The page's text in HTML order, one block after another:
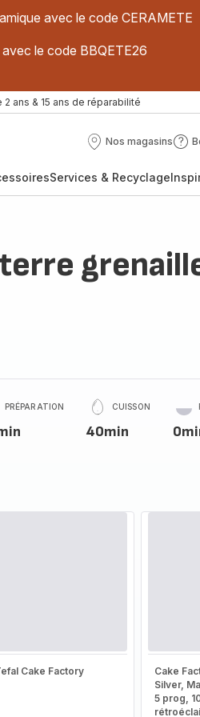
avec le code CERAMETE
le code BBQETE26
2 ans & 15 ans de réparabilité
Nos magasins
Nos
?
Services & Recyclage
PRÉPARATION CUISSON
40min
Cake Factory
Cake
Silver,
5 prog,